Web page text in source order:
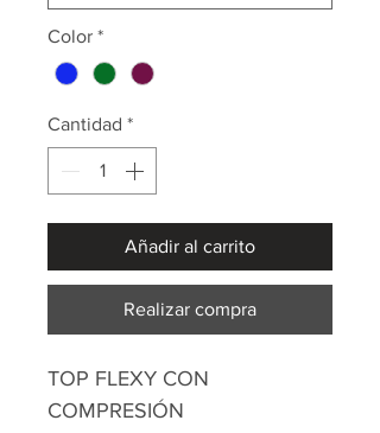
Color *
Cantidad *
Añadir al carrito
Realizar compra
TOP FLEXY CON
COMPRESIÓN